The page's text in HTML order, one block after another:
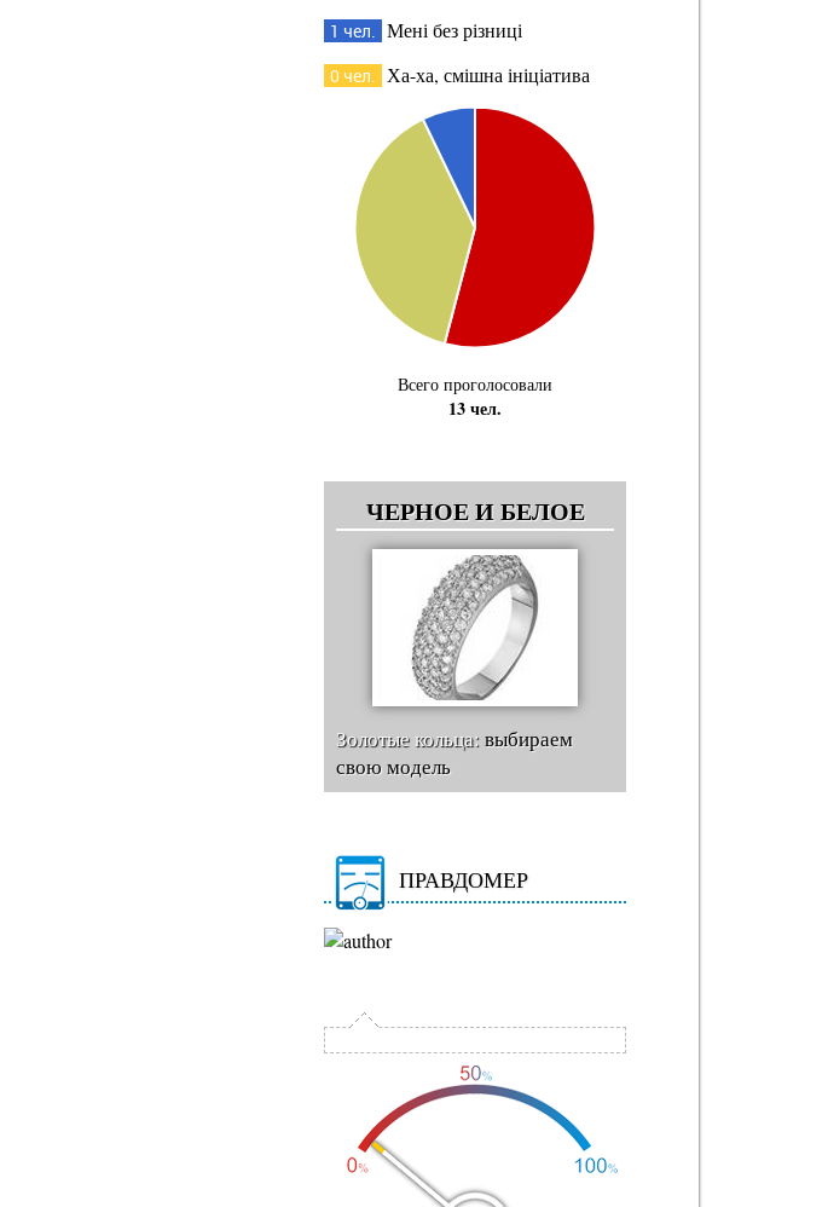
1 чел. Мені без різниці
0 чел. Ха-ха, смішна ініціатива
Всего проголосовали
13 чел.
ЧЕРНОЕ И БЕЛОЕ
Золотые кольца:выбираем
свою модель
ПРАВДОМЕР